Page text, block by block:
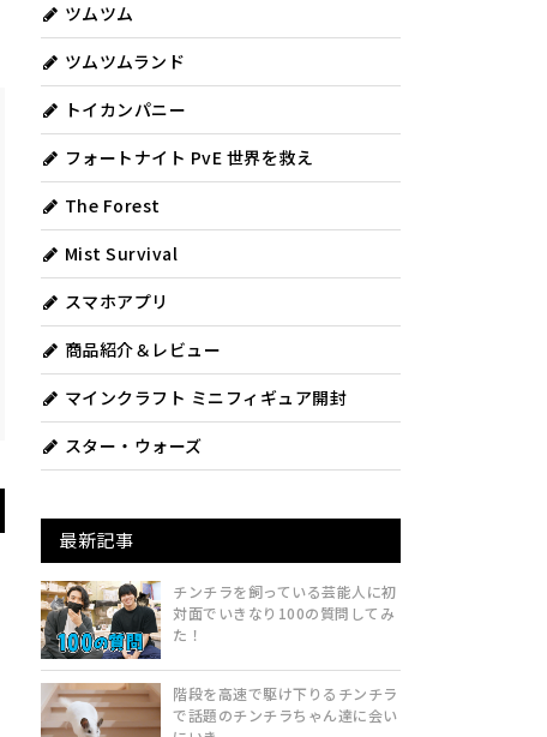
ツムツム
ツムツムランド
トイカンパニー
フォートナイト PvE 世界を救え
The Forest
Mist Survival
スマホアプリ
商品紹介＆レビュー
マインクラフト ミニフィギュア開封
スター・ウォーズ
最新記事
チンチラを飼っている芸能人に初
対面でいきなり100の質問してみ
た！
階段を高速で駆け下りるチンチラ
で話題のチンチラちゃん達に会い